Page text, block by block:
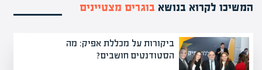
המשיכו לקרוא בנושא בוגרים מצטיינים
ביקורות על מכללת אפיק: מה
הסטודנטים חושבים?